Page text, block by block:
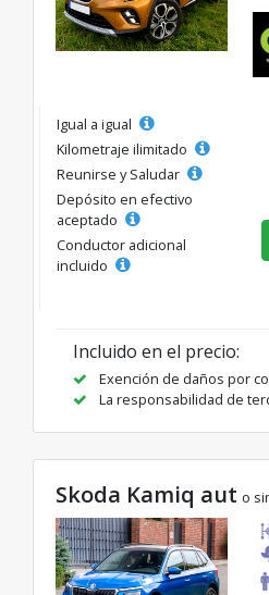
Igual a igual
Kilometraje ilimitado
Reunirse y Saludar
Depósito en efectivo
aceptado
Conductor adicional
incluido
Incluido en el precio:
Exención de daños por
La responsabilidad de
Skoda Kamiq aut o